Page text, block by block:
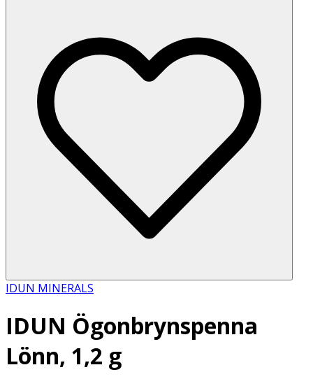
IDUN MINERALS
IDUN Ögonbrynspenna
Lönn, 1,2 g